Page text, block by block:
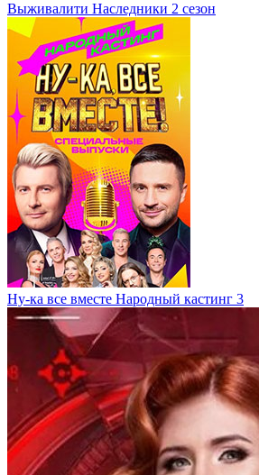
Выживалити Наследники 2 сезон
Ну-ка все вместе Народный кастинг 3